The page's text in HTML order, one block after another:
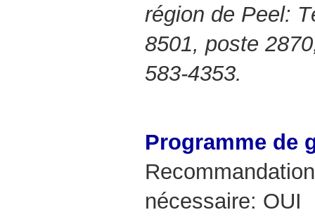
région de Peel:
8501, poste
583-4353.
Programme de
nécessaire: OUI